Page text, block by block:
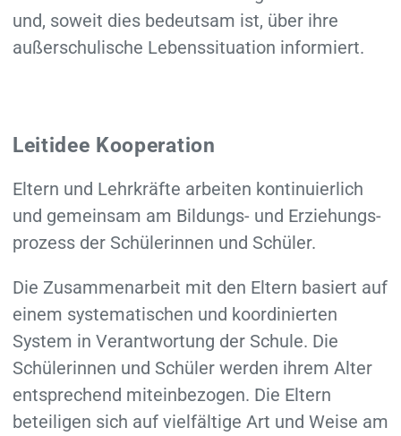
und, soweit dies bedeutsam ist, über ihre
außerschulische Lebens­situation informiert.
Leitidee Kooperation
Eltern und Lehrkräfte arbeiten kontinuierlich
und gemeinsam am Bildungs- und Erziehungs­
prozess der Schülerinnen und Schüler.
Die Zusammen­arbeit mit den Eltern basiert auf
einem syste­matischen und koordinierten
System in Verant­wortung der Schule. Die
Schülerinnen und Schüler werden ihrem Alter
entsprechend miteinbezogen. Die Eltern
beteiligen sich auf viel­fältige Art und Weise am